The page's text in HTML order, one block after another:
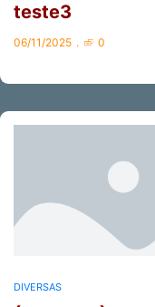
teste3
06/11/2025 0
DIVERSAS